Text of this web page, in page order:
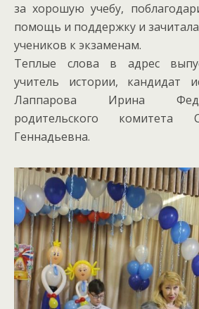
за хорошую учебу,
помощь и поддержку и
учеников к экзаменам.
Теплые слова в адрес
учитель истории, кандидат
Лаппарова Ирина
родительского комитета
Геннадьевна.